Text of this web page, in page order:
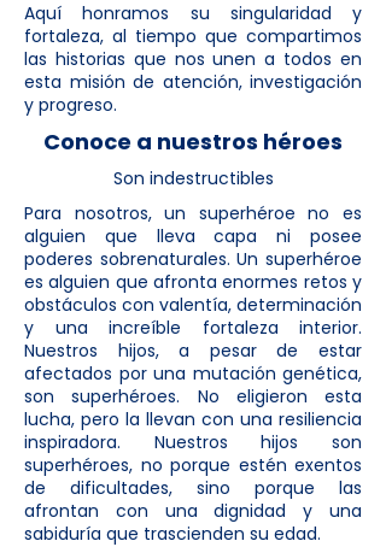
Aquí honramos su singularidad y
fortaleza, al tiempo que compartimos
las historias que nos unen a todos en
esta misión de atención, investigación
y progreso.
Conoce a nuestros héroes
Son indestructibles
Para nosotros, un superhéroe no es
alguien que lleva capa ni posee
poderes sobrenaturales. Un superhéroe
es alguien que afronta enormes retos y
obstáculos con valentía, determinación
y una increíble fortaleza interior.
Nuestros hijos, a pesar de estar
afectados por una mutación genética,
son superhéroes. No eligieron esta
lucha, pero la llevan con una resiliencia
inspiradora. Nuestros hijos son
superhéroes, no porque estén exentos
de dificultades, sino porque las
afrontan con una dignidad y una
sabiduría que trascienden su edad.